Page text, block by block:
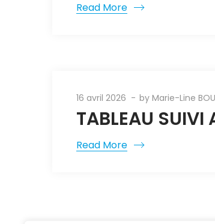
Read More
16 avril 2026 by Marie-Line
TABLEAU SUIVI
Read More